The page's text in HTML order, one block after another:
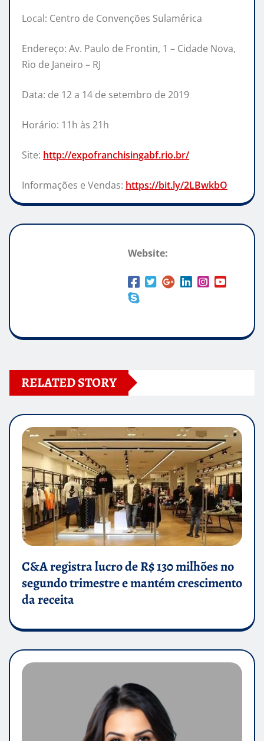
Local: Centro de Convenções Sulamérica
Endereço: Av. Paulo de Frontin, 1 – Cidade Nova,
Rio de Janeiro – RJ
Data: de 12 a 14 de setembro de 2019
Horário: 11h às 21h
Site: http://expofranchisingabf.rio.br/
Informações e Vendas: https://bit.ly/2LBwkbO
Website:
RELATED STORY
C&A registra lucro de R$ 130 milhões no
segundo trimestre e mantém crescimento
da receita